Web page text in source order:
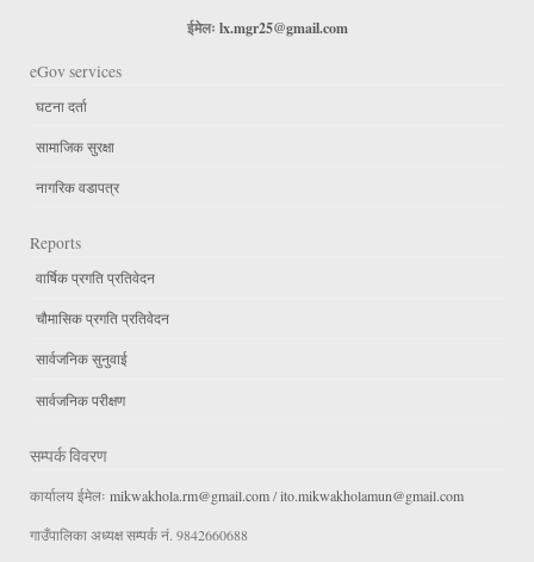
ईमेलः lx.mgr25@gmail.com
eGov services
घटना दर्ता
सामाजिक सुरक्षा
नागरिक वडापत्र
Reports
वार्षिक प्रगति प्रतिवेदन
चौमासिक प्रगति प्रतिवेदन
सार्वजनिक सुनुवाई
सार्वजनिक परीक्षण
सम्पर्क विवरण
कार्यालय ईमेलः mikwakhola.rm@gmail.com/ito.mikwakholamun@gmail.com
गाउँपालिका अध्यक्ष सम्पर्क नं. 9842660688